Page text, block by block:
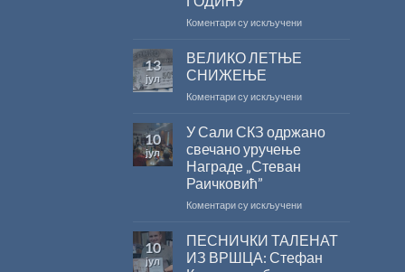
за
српском
Коментари су искљученина
ХРИСОВУЉЕ
2026.
13
јул
ВЕЛИКО ЛЕТЊЕ
СНИЖЕЊЕ
Коментари су искљученина
10
јул
У Сали СКЗ одржано
свечано уручење
Награде „Стеван
Раичковић”
Коментари су искљученина
Сали
СКЗ
одржано
10
јул
ПЕСНИЧКИ ТАЛЕНАТ
ИЗ ВРШЦА: Стефан